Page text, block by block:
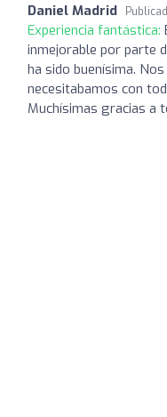
Daniel Madrid
Experiencia fantástica:
inmejorable por parte
ha sido buenísima.
necesitabamos con
Muchísimas gracias a